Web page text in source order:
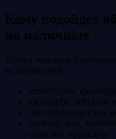
Кому подойдет
на наличные
Услуга обмена
пользователей:
инвесторов,
трейдеров, которым
предпринимателей,
частных лиц,
сложных процедур.